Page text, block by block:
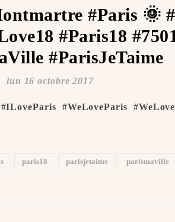
#Paris 🌞
#Paris18
#ParisJeTaime
lun 16 octobre 2017
#WeLoveParis
paris18 parisjetaime parismaville